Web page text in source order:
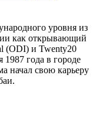
уровня из
как открывающий
(ODI) и Twenty20
года в городе
начал свою карьеру